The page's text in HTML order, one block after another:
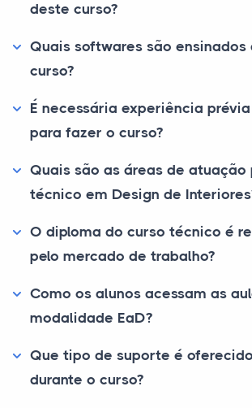
deste curso?
Quais softwares são ensinados
curso?
É necessária experiência
para fazer o curso?
Quais são as áreas de atuação
técnico em Design de
O diploma do curso técnico é
pelo mercado de trabalho?
Como os alunos acessam as
modalidade EaD?
Que tipo de suporte é
durante o curso?